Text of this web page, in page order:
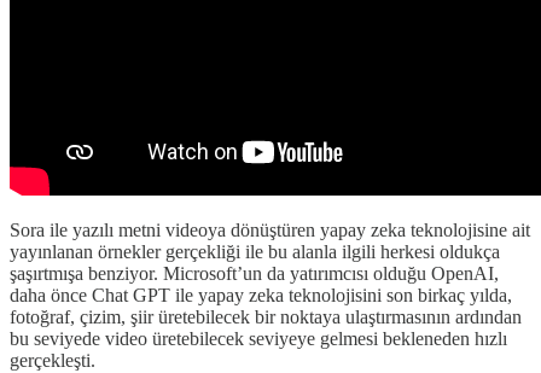
Sora ile yazılı metni videoya dönüştüren yapay zeka teknolojisine ait
yayınlanan örnekler gerçekliği ile bu alanla ilgili herkesi oldukça
şaşırtmışa benziyor. Microsoft’un da yatırımcısı olduğu OpenAI,
daha önce Chat GPT ile yapay zeka teknolojisini son birkaç yılda,
fotoğraf, çizim, şiir üretebilecek bir noktaya ulaştırmasının ardından
bu seviyede video üretebilecek seviyeye gelmesi bekleneden hızlı
gerçekleşti.